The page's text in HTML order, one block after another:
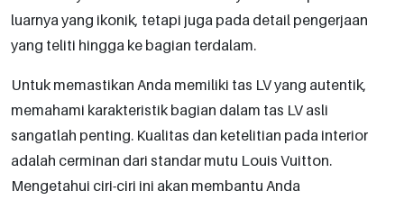
luarnya yang ikonik, tetapi juga pada detail pengerjaan
yang teliti hingga ke bagian terdalam.
Untuk memastikan Anda memiliki tas LV yang autentik,
memahami karakteristik bagian dalam tas LV asli
sangatlah penting. Kualitas dan ketelitian pada interior
adalah cerminan dari standar mutu Louis Vuitton.
Mengetahui ciri-ciri ini akan membantu Anda